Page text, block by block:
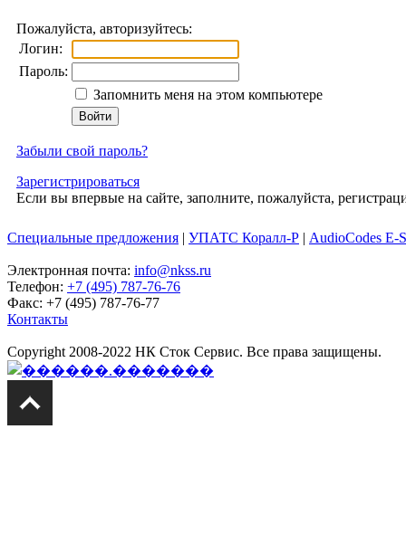
Пожалуйста, авторизуйтесь:
Логин:
Пароль:
Запомнить меня на этом компьютере
Забыли свой пароль?
Зарегистрироваться
Если вы впервые на сайте, заполните, пожалуйста,
Специальные предложения | УПАТС Коралл-Р | AudioCodes E-
Электронная почта: info@nkss.ru
Телефон: +7 (495) 787-76-76
Факс: +7 (495) 787-76-77
Контакты
Copyright 2008-2022 НК Сток Сервис. Все права защищены.